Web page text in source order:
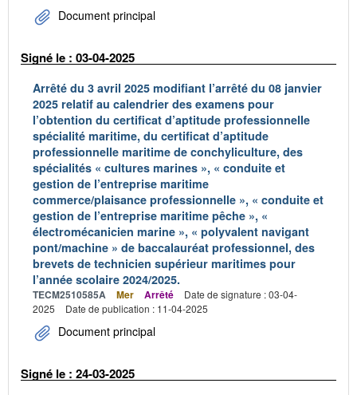
Document principal
Signé le : 03-04-2025
Arrêté du 3 avril 2025 modifiant l’arrêté du 08 janvier
2025 relatif au calendrier des examens pour
l’obtention du certificat d’aptitude professionnelle
spécialité maritime, du certificat d’aptitude
professionnelle maritime de conchyliculture, des
spécialités « cultures marines », « conduite et
gestion de l’entreprise maritime
commerce/plaisance professionnelle », « conduite et
gestion de l’entreprise maritime pêche », «
électromécanicien marine », « polyvalent navigant
pont/machine » de baccalauréat professionnel, des
brevets de technicien supérieur maritimes pour
l’année scolaire 2024/2025.
TECM2510585A Mer Arrêté
Date de signature : 03-04-
2025
Date de publication : 11-04-2025
Document principal
Signé le : 24-03-2025